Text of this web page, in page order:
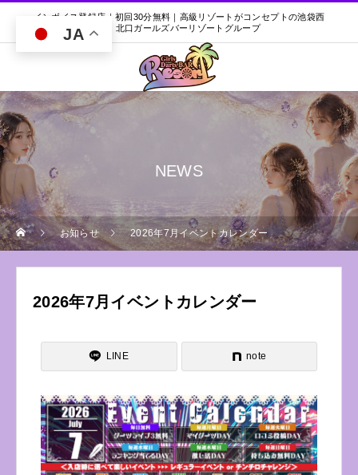
インボイス登録店｜初回30分無料｜高級リゾートがコンセプトの池袋西
口・北口ガールズバーリゾートグループ
NEWS
お知らせ 2026年7月イベントカレンダー
2026年7月イベントカレンダー
LINE note
JA